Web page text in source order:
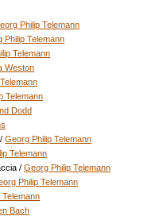
Philip Telemann
Philip Telemann
Telemann
Weston
Telemann
Dodd
/Georg Philip Telemann
Telemann
/Georg Philip Telemann
Philip Telemann
Telemann
Bach